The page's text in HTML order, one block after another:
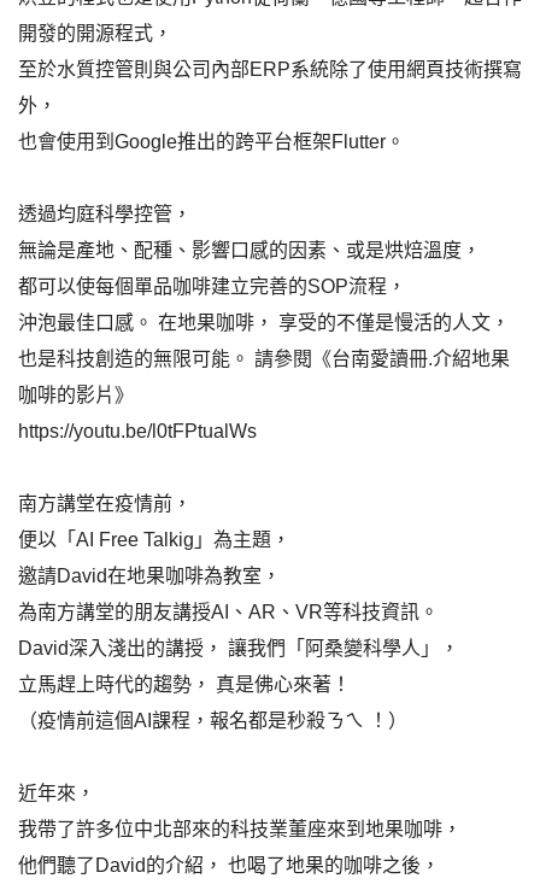
開發的開源程式，
至於水質控管則與公司內部ERP系統除了使用網頁技術撰寫
外，
也會使用到Google推出的跨平台框架Flutter。
透過均庭科學控管，
無論是產地、配種、影響口感的因素、或是烘焙溫度，
都可以使每個單品咖啡建立完善的SOP流程，
沖泡最佳口感。 在地果咖啡， 享受的不僅是慢活的人文，
也是科技創造的無限可能。 請參閱《台南愛讀冊.介紹地果
咖啡的影片》
https://youtu.be/l0tFPtualWs
南方講堂在疫情前，
便以「AI Free Talkig」為主題，
邀請David在地果咖啡為教室，
為南方講堂的朋友講授AI、AR、VR等科技資訊。
David深入淺出的講授， 讓我們「阿桑變科學人」，
立馬趕上時代的趨勢， 真是佛心來著！
（疫情前這個AI課程，報名都是秒殺ㄋㄟ ！）
近年來，
我帶了許多位中北部來的科技業董座來到地果咖啡，
他們聽了David的介紹， 也喝了地果的咖啡之後，